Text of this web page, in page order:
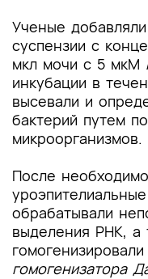
Ученые
суспензии с
мкл мочи с 5 мкМ
инкубации в
высевали и
бактерий путем
микроорганизмов.
После
обрабатывали
выделения РНК, а
гомогенизатора